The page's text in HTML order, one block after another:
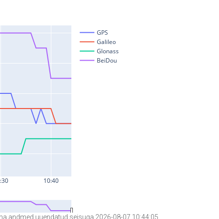
andmed uuendatud seisuga 2026-08-07 10:44:05